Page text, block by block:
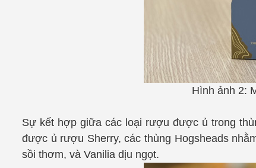
Hình ảnh 2:
Sự kết hợp giữa các loại rượu được ủ trong
được ủ rượu Sherry, các thùng Hogsheads
sồi thơm, và Vanilia dịu ngọt.